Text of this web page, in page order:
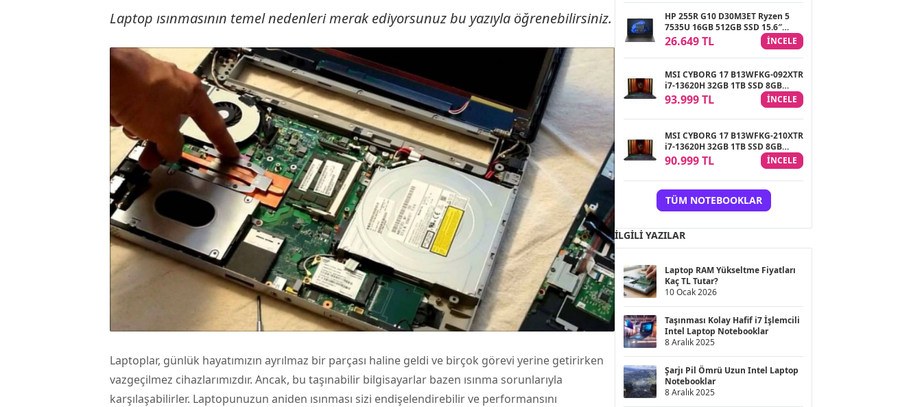
Laptop ısınmasının temel nedenleri merak ediyorsunuz bu yazıyla öğrenebilirsiniz.
Laptoplar, günlük hayatımızın ayrılmaz bir parçası haline geldi ve birçok görevi yerine getirirken
vazgeçilmez cihazlarımızdır. Ancak, bu taşınabilir bilgisayarlar bazen ısınma sorunlarıyla
karşılaşabilirler. Laptopunuzun aniden ısınması sizi endişelendirebilir ve performansını
HP 255R G10 D30M3ET Ryzen 5
7535U 16GB 512GB SSD 15.6″
FreeDOS Notebook
26.649 TL INCELE
MSI CYBORG 17 B13WFKG-092XTR
i7-13620H 32GB 1TB SSD 8GB
RTX5060 8GB 17.3″ FHD 144Hz
FreeDOS Gaming Notebook
93.999 TL INCELE
MSI CYBORG 17 B13WFKG-210XTR
i7-13620H 32GB 1TB SSD 8GB
RTX5060 8GB 17.3″ FHD 144Hz
FreeDOS Gaming Notebook
90.999 TL INCELE
TÜM NOTEBOOKLAR
İLGILI YAZILAR
Laptop RAM Yükseltme Fiyatları
Kaç TL Tutar?
10 Ocak 2026
Taşınması Kolay Hafif i7 İşlemcili
Intel Laptop Notebooklar
8 Aralık 2025
Şarjı Pil Ömrü Uzun Intel Laptop
Notebooklar
8 Aralık 2025